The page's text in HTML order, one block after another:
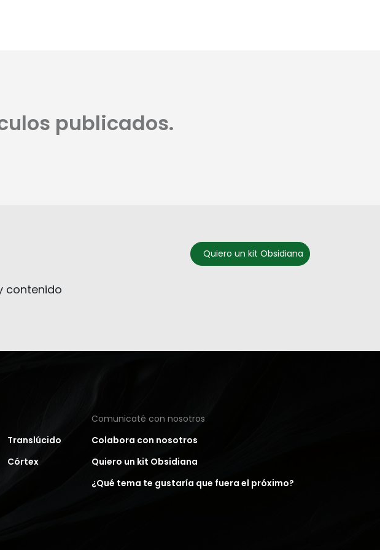
publicados.
contenido
Quiero un kit Obsidiana
Translúcido
Córtex
Comunicaté con nosotros
Colabora con nosotros
Quiero un kit Obsidiana
¿Qué tema te gustaría que fuera el próximo?